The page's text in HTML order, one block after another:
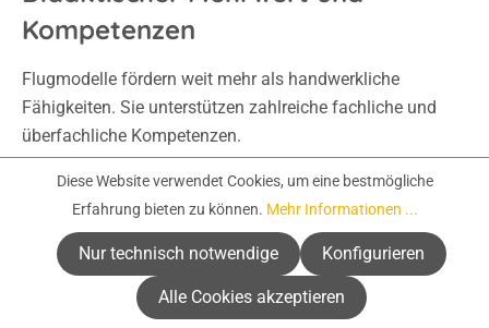
Kompetenzen
Flugmodelle fördern weit mehr als handwerkliche
Fähigkeiten. Sie unterstützen zahlreiche fachliche und
überfachliche Kompetenzen.
Gefördert werden unter anderem:
technisches Verständnis
räumliches Denken
Problemlösekompetenz
Diese Website verwendet Cookies, um eine bestmögliche
Erfahrung bieten zu können. Mehr Informationen ...
Nur technisch notwendige Konfigurieren
Alle Cookies akzeptieren